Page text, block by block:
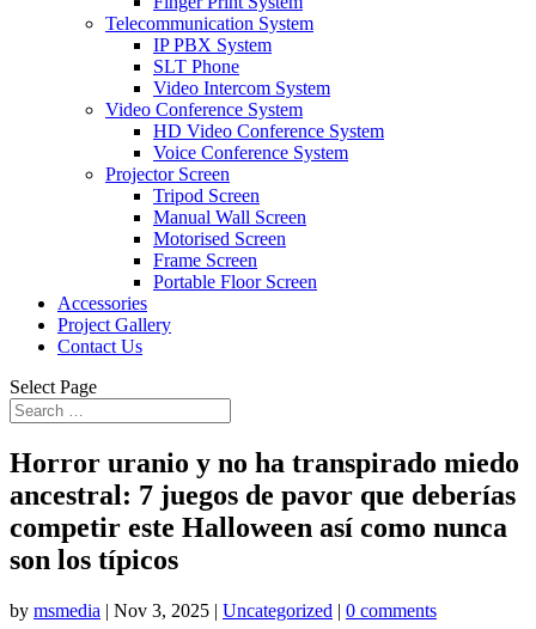
Telecommunication System
IP PBX System
SLT Phone
Video Intercom System
Video Conference System
HD Video Conference System
Voice Conference System
Projector Screen
Tripod Screen
Manual Wall Screen
Motorised Screen
Frame Screen
Portable Floor Screen
Accessories
Project Gallery
Contact Us
Select Page
Horror uranio y no ha transpirado miedo
ancestral: 7 juegos de pavor que deberías
competir este Halloween así­ como nunca
son los típicos
by msmedia | Nov 3, 2025 | Uncategorized | 0 comments